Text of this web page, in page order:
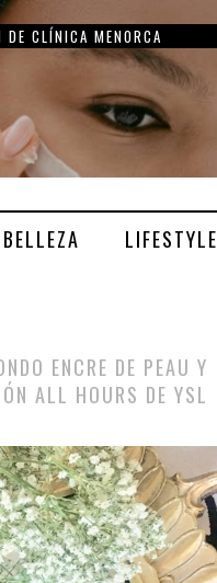
DE CLÍNICA MENORCA
BELLEZA LIFESTYLE
ENCRE DE PEAU Y
ALL HOURS DE YSL